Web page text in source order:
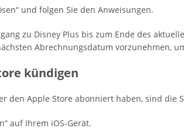
und folgen Sie den Anweisungen.
zu Disney Plus bis zum Ende des
Abrechnungsdatum vorzunehmen,
kündigen
den Apple Store abonniert haben, sind
auf Ihrem iOS-Gerät.